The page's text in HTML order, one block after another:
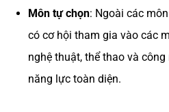
Môn tự chọn: Ngoài các
có cơ hội tham gia vào các
nghệ thuật, thể thao và
năng lực toàn diện.